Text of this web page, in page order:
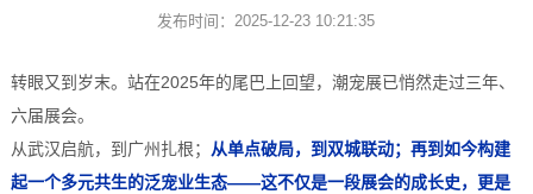
发布时间：2025-12-23 10:21:35
转眼又到岁末。站在2025年的尾巴上回望，潮宠展已悄然走过三年、
六届展会。
从武汉启航，到广州扎根； 从单点破局，到双城联动；再到如今构建
起一个多元共生的泛宠业生态——这不仅是一段展会的成长史，更是